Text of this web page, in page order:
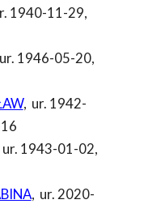
1940-11-29,
ur. 1946-05-20,
, ur. 1942-
ur. 1943-01-02,
, ur. 2020-